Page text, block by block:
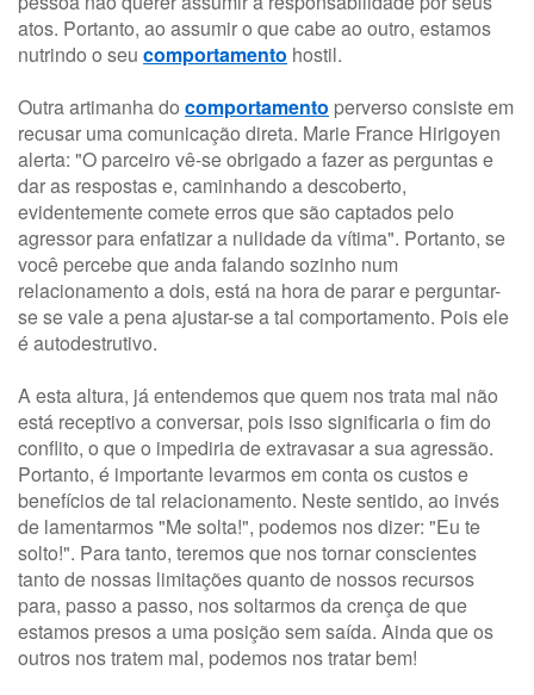
atos. Portanto, ao assumir o que cabe ao outro, estamos
nutrindo o seu comportamento hostil.
Outra artimanha do comportamento perverso consiste em
recusar uma comunicação direta. Marie France Hirigoyen
alerta: "O parceiro vê-se obrigado a fazer as perguntas e
dar as respostas e, caminhando a descoberto,
evidentemente comete erros que são captados pelo
agressor para enfatizar a nulidade da vítima". Portanto, se
você percebe que anda falando sozinho num
relacionamento a dois, está na hora de parar e perguntar-
se se vale a pena ajustar-se a tal comportamento. Pois ele
é autodestrutivo.
A esta altura, já entendemos que quem nos trata mal não
está receptivo a conversar, pois isso significaria o fim do
conflito, o que o impediria de extravasar a sua agressão.
Portanto, é importante levarmos em conta os custos e
benefícios de tal relacionamento. Neste sentido, ao invés
de lamentarmos "Me solta!", podemos nos dizer: "Eu te
solto!". Para tanto, teremos que nos tornar conscientes
tanto de nossas limitações quanto de nossos recursos
para, passo a passo, nos soltarmos da crença de que
estamos presos a uma posição sem saída. Ainda que os
outros nos tratem mal, podemos nos tratar bem!